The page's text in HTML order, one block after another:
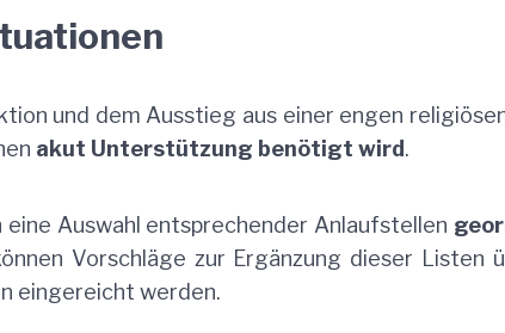
und dem Ausstieg aus einer engen
akut Unterstützung benötigt wird.
Auswahl entsprechender Anlaufstellen
Vorschläge zur Ergänzung dieser Listen
eingereicht werden.